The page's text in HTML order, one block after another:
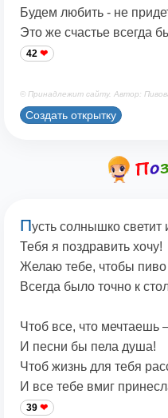
Будем любить - не
Это же счастье всегда
42
© Принадлежит сайту. Автор:
Создать открытку
Пусть солнышко светит
Тебя я поздравить хочу!
Желаю тебе, чтобы пиво
Всегда было точно к
Чтоб все, что мечтаешь
И песни бы пела душа!
Чтоб жизнь для тебя
И все тебе вмиг
39